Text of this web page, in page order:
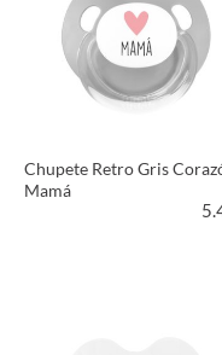
Chupete Retro Gris
Mamá